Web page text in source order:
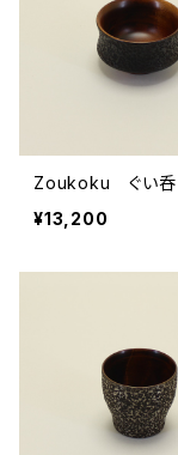
Zoukoku ぐい
¥13,200